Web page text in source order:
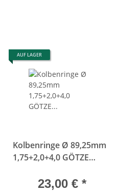
AUF LAGER
Kolbenringe Ø 89,25mm
1,75+2,0+4,0 GÖTZE
132905-0023,00 € *